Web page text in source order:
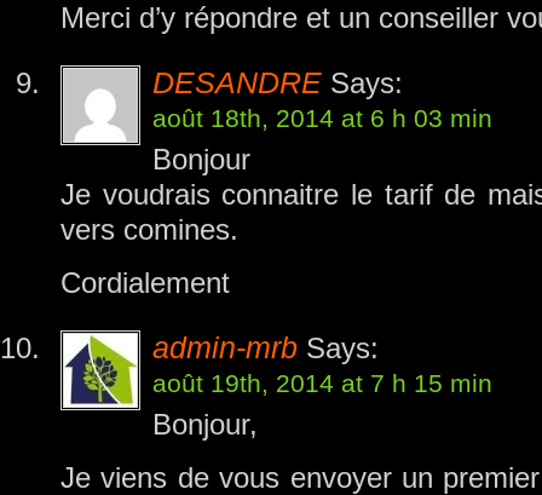
Merci d’y répondre et un conseiller
DESANDRE Says:
août 18th, 2014 at 6 h 03 min
Bonjour
Je voudrais connaitre le tarif de
vers comines.
Cordialement
admin-mrb Says:
août 19th, 2014 at 7 h 15 min
Bonjour,
Je viens de vous envoyer un